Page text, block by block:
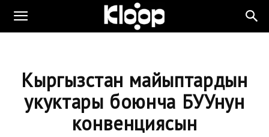
Кыргызстан майыптардын
укуктары боюнча БУУнун
конвенциясын